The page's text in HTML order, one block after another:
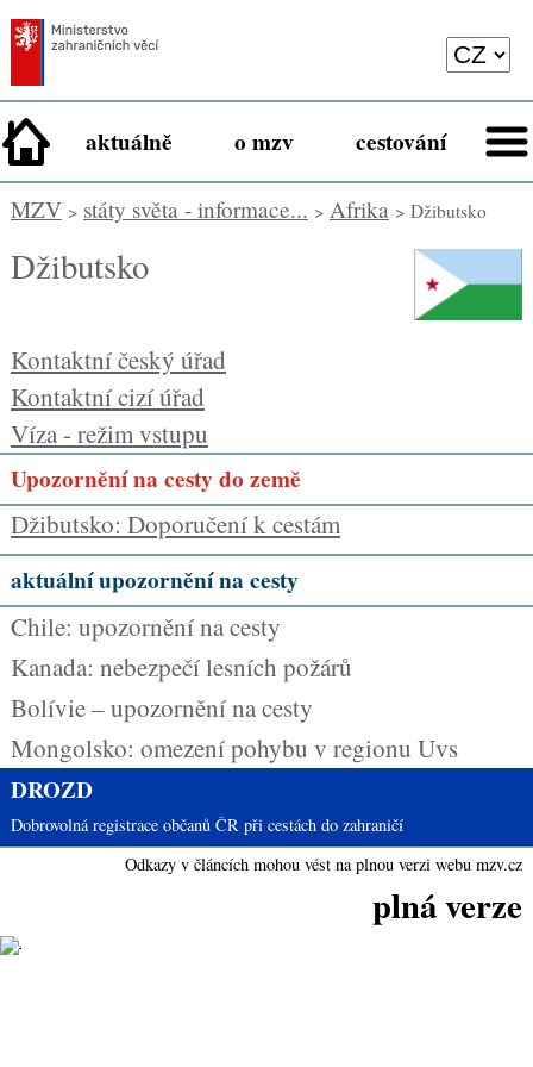
aktuálně o mzv cestování
MZV> státy světa - informace... > Afrika> Džibutsko
Džibutsko
Kontaktní český úřad
Kontaktní cizí úřad
Víza - režim vstupu
Upozornění na cesty do země
Džibutsko: Doporučení k cestám
aktuální upozornění na cesty
Chile: upozornění na cesty
Kanada: nebezpečí lesních požárů
Bolívie – upozornění na cesty
Mongolsko: omezení pohybu v regionu Uvs
DROZD
Dobrovolná registrace občanů ČR při cestách do zahraničí
Odkazy v článcích mohou vést na plnou verzi webu mzv.cz
plná verze